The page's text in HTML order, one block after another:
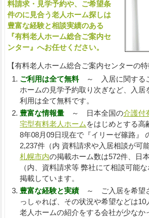
料請求・見学予約や、ご希望条
件のに見合う老人ホーム探しは
豊富な経験と相談実績のある
『有料老人ホーム総合ご案内セ
ンター』へお任せください。
【有料老人ホーム総合ご案内センターの特
ご利用は全て無料～ 入居に関するご
ホームの見学予約取り次ぎなど、入居
利用は全て無料です。
豊富な情報量～ 日本全国の介護付
宅型有料老人ホーム をはじめとする高
8年08月09日現在で『イリーゼ篠路』
2,237件（内 資料請求や入居相談が可
札幌市内の掲載ホーム数は572件、日
（内、資料請求等 弊社にて相談可能な
掲載しています。
豊富な経験と実績～ ご入居を希望さ
っしゃれば、その状況や希望などは10
老人ホームの紹介をする会社が少なか